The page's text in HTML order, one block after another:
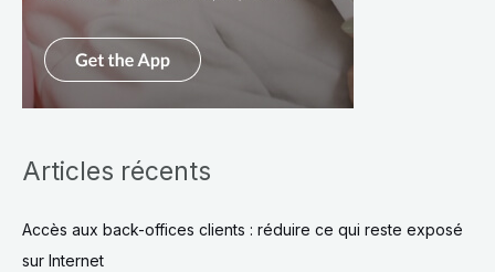
Articles récents
Accès aux back-offices clients : réduire ce qui reste exposé
sur Internet